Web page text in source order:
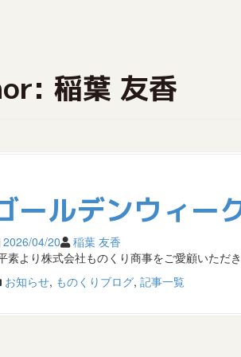
稲葉 友香
ールデンウィー
2026/04/20
稲葉 友香
素より株式会社ものくり商事をご愛顧いただ
お知らせ, ものくりブログ, 記事一覧